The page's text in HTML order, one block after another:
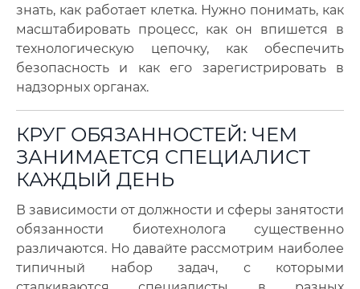
знать, как работает клетка. Нужно понимать, как
масштабировать процесс, как он впишется в
технологическую цепочку, как обеспечить
безопасность и как его зарегистрировать в
надзорных органах.
КРУГ ОБЯЗАННОСТЕЙ: ЧЕМ
ЗАНИМАЕТСЯ СПЕЦИАЛИСТ
КАЖДЫЙ ДЕНЬ
В зависимости от должности и сферы занятости
обязанности биотехнолога существенно
различаются. Но давайте рассмотрим наиболее
типичный набор задач, с которыми